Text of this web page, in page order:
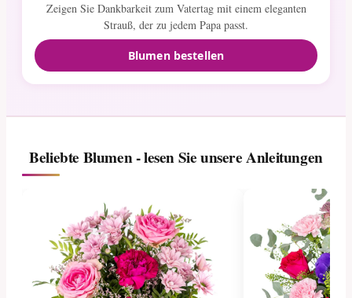
Zeigen Sie Dankbarkeit zum Vatertag mit einem eleganten
Strauß, der zu jedem Papa passt.
Blumen bestellen
Beliebte Blumen - lesen Sie unsere Anleitungen